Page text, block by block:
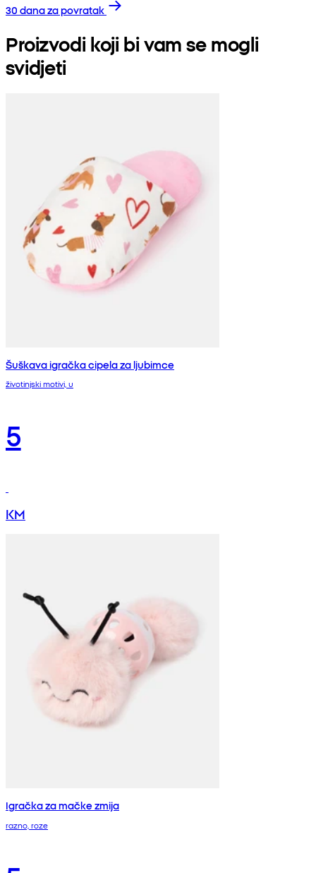
30 dana za povratak
Proizvodi koji bi vam se mogli
svidjeti
Šuškava igračka cipela za ljubimce
životinjski motivi, u
5
KM
Igračka za mačke zmija
razno, roze